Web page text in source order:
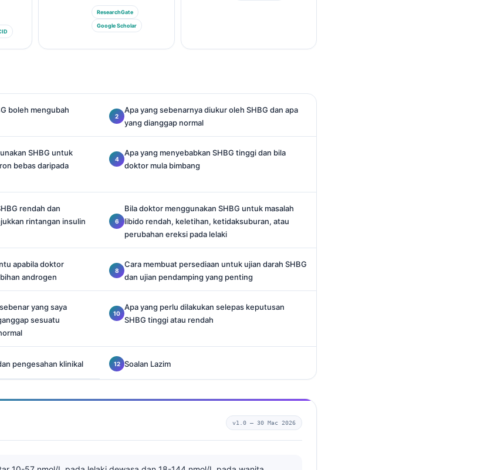
ResearchGate
Google Scholar
boleh mengubah
Apa yang sebenarnya diukur oleh SHBG dan apa
yang dianggap normal
SHBG untuk
bebas daripada
Apa yang menyebabkan SHBG tinggi dan bila
doktor mula bimbang
rendah dan
rintangan insulin
Bila doktor menggunakan SHBG untuk masalah
libido rendah, keletihan, ketidaksuburan, atau
perubahan ereksi pada lelaki
apabila doktor
androgen
Cara membuat persediaan untuk ujian darah SHBG
dan ujian pendamping yang penting
yang saya
sesuatu
Apa yang perlu dilakukan selepas keputusan
SHBG tinggi atau rendah
pengesahan klinikal Soalan Lazim
v1.0 — 30 Mac 2026